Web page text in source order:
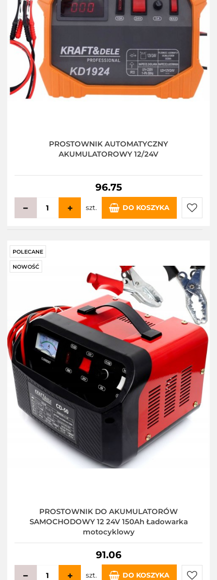
PROSTOWNIK AUTOMATYCZNY
AKUMULATOROWY 12/24V
96.75
szt. DO KOSZYKA
Do
POLECANE
NOWOŚĆ
PROSTOWNIK DO AKUMULATORÓW
SAMOCHODOWY 12 24V 150Ah Ładowarka
motocyklowy
91.06
szt. DO KOSZYKA